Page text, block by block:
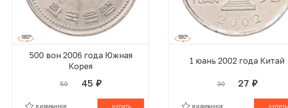
500 вон 2006 года Южная
Корея
50 45 руб.
КУПИТЬ
В ИЗБРАННОЕ
1 юань 2002 года Китай
30 27 руб.
КУПИТЬ
В ИЗБРАННОЕ